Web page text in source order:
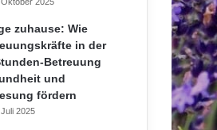
zuhause: Wie
in der
Betreuung
und
fördern
2025